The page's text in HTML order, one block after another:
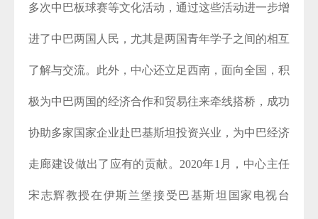
多次中巴板球赛等文化活动，通过这些活动进一步增
进了中巴两国人民，尤其是两国青年学子之间的相互
了解与交流。此外，中心还立足西南，面向全国，积
极为中巴两国的经济合作和贸易往来牵线搭桥，成功
协助多家国家企业赴巴基斯坦投资兴业，为中巴经济
走廊建设做出了应有的贡献。2020年1月，中心主任
宋志辉教授在伊斯兰堡接受巴基斯坦国家电视台